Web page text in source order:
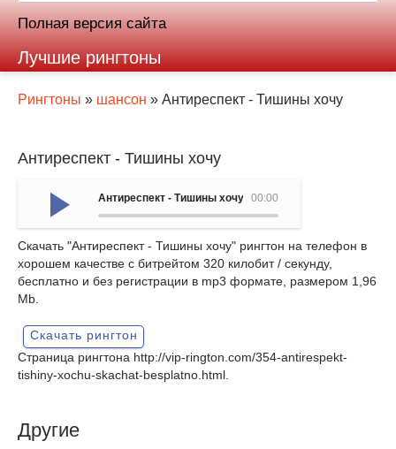
Полная версия сайта
Лучшие рингтоны
Рингтоны » шансон » Антиреспект - Тишины хочу
Антиреспект - Тишины хочу
00:00
Антиреспект - Тишины хочу
Скачать "Антиреспект - Тишины хочу" рингтон на телефон в
хорошем качестве с битрейтом 320 килобит / секунду,
бесплатно и без регистрации в mp3 формате, размером 1,96
Mb.
Скачать рингтон
Страница рингтона http://vip-rington.com/354-antirespekt-
tishiny-xochu-skachat-besplatno.html
Другие